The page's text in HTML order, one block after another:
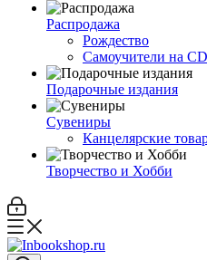
Распродажа
Рождество
Самоучители на CD
Подарочные издания
Сувениры
Канцелярские
Творчество и Хобби